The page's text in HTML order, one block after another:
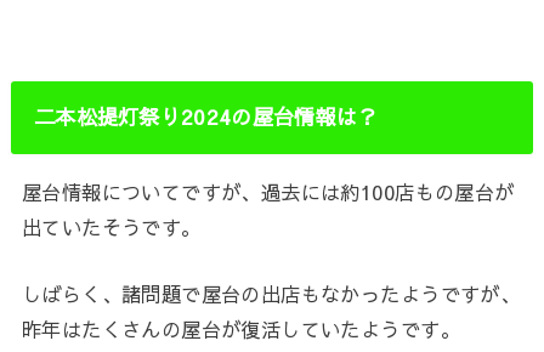
二本松提灯祭り2024の屋台情報は？
屋台情報についてですが、過去には約100店もの屋台が
出ていたそうです。
しばらく、諸問題で屋台の出店もなかったようですが、
昨年はたくさんの屋台が復活していたようです。